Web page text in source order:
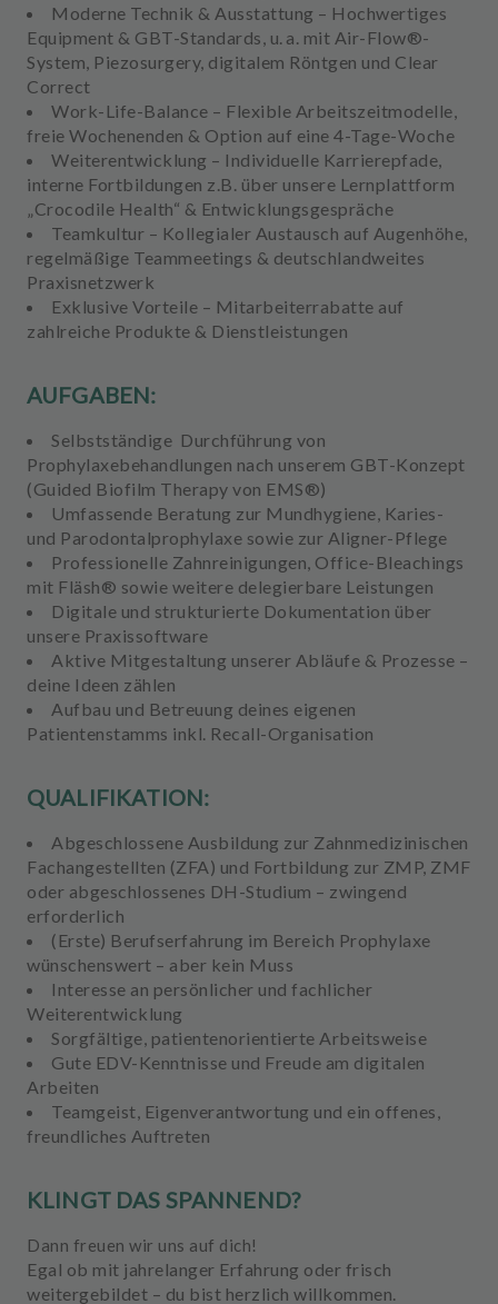
Moderne Technik & Ausstattung – Hochwertiges
Equipment & GBT-Standards, u. a. mit Air-Flow®-
System, Piezosurgery, digitalem Röntgen und Clear
Correct
Work-Life-Balance – Flexible Arbeitszeitmodelle,
freie Wochenenden & Option auf eine 4-Tage-Woche
Weiterentwicklung – Individuelle Karrierepfade,
interne Fortbildungen z.B. über unsere Lernplattform
„Crocodile Health“ & Entwicklungsgespräche
Teamkultur – Kollegialer Austausch auf Augenhöhe,
regelmäßige Teammeetings & deutschlandweites
Praxisnetzwerk
Exklusive Vorteile – Mitarbeiterrabatte auf
zahlreiche Produkte & Dienstleistungen
AUFGABEN:
Selbstständige Durchführung von
Prophylaxebehandlungen nach unserem GBT-Konzept
(Guided Biofilm Therapy von EMS®)
Umfassende Beratung zur Mundhygiene, Karies-
und Parodontalprophylaxe sowie zur Aligner-Pflege
Professionelle Zahnreinigungen, Office-Bleachings
mit Fläsh® sowie weitere delegierbare Leistungen
Digitale und strukturierte Dokumentation über
unsere Praxissoftware
Aktive Mitgestaltung unserer Abläufe & Prozesse –
deine Ideen zählen
Aufbau und Betreuung deines eigenen
Patientenstamms inkl. Recall-Organisation
QUALIFIKATION:
Abgeschlossene Ausbildung zur Zahnmedizinischen
Fachangestellten (ZFA) und Fortbildung zur ZMP, ZMF
oder abgeschlossenes DH-Studium – zwingend
erforderlich
(Erste) Berufserfahrung im Bereich Prophylaxe
wünschenswert – aber kein Muss
Interesse an persönlicher und fachlicher
Weiterentwicklung
Sorgfältige, patientenorientierte Arbeitsweise
Gute EDV-Kenntnisse und Freude am digitalen
Arbeiten
Teamgeist, Eigenverantwortung und ein offenes,
freundliches Auftreten
KLINGT DAS SPANNEND?
Dann freuen wir uns auf dich!
Egal ob mit jahrelanger Erfahrung oder frisch
weitergebildet – du bist herzlich willkommen.